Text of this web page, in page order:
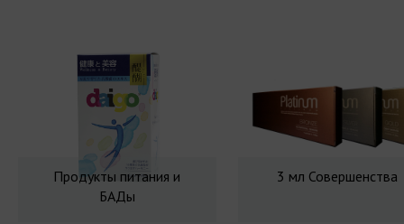
Продукты питания и
БАДы
3 мл Совершенства